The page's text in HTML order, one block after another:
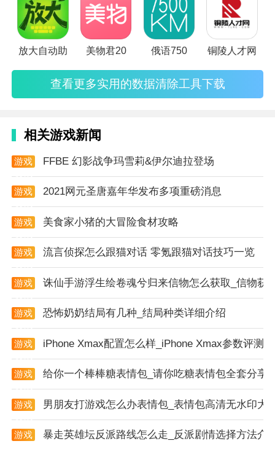
软件特色
验证过的密码库。
2. 覆盖广泛：可以覆盖大部分无线网络，满足不同用户
的需求。
3. 实时显示进度：最新过程同时可显示搜索进度，让用
户随时了解破解状态。
4. 支持多种加密方式：支持wpa加密的无线网络的连
接。
5. 安全可靠：实时监控wifi安全，保护用户信息安全。
综合评分
1. 破解能力：5分（基于其强大的智能算法和云端数据
库支持）
2. 操作便捷性：4.5分（界面简洁直观，但部分用户可
能需要适应一段时间）
3. 安全性：4分（提供实时监控wifi安全功能，但破解他
人wifi密码存在法律风险）
放大自动助 美物君20 俄语750 铜陵人才网
查看更多实用的数据清除工具下载
相关游戏新闻
游戏
FFBE 幻影战争玛雪莉&伊尔迪拉登场
游戏
2021网元圣唐嘉年华发布多项重磅消息
游戏
美食家小猪的大冒险食材攻略
游戏
流言侦探怎么跟猫对话 零氪跟猫对话技巧一览
游戏
诛仙手游浮生绘卷魂兮归来信物怎么获取_信物获
游戏
恐怖奶奶结局有几种_结局种类详细介绍
游戏
iPhone Xmax配置怎么样_iPhone Xmax参数评测
游戏
给你一个棒棒糖表情包_请你吃糖表情包全套分享
游戏
男朋友打游戏怎么办表情包_表情包高清无水印大
游戏
暴走英雄坛反派路线怎么走_反派剧情选择方法介